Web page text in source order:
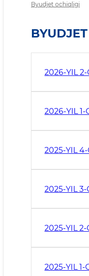
Byudjet ochiqligi
2026-YIL
2026-YIL 1-
2025-YIL
2025-YIL 3-
2025-YIL 2-
2025-YIL 1-